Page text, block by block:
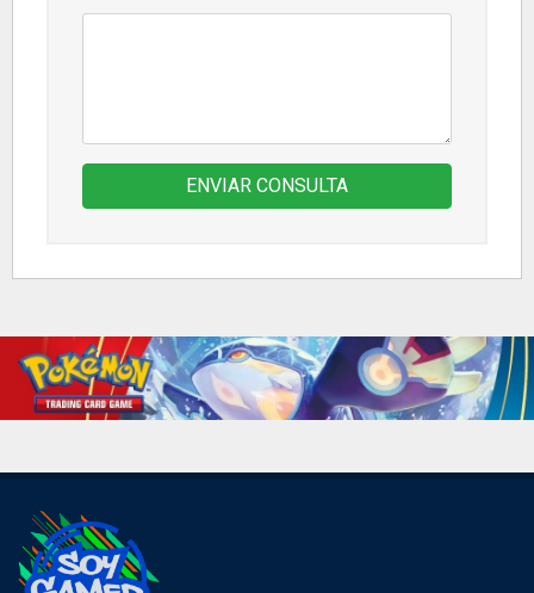
ENVIAR CONSULTA